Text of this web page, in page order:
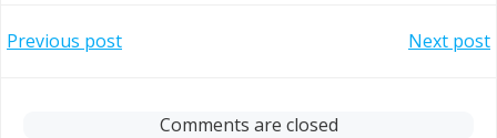
Post
navigation
Previous post
navigation
Next post
Comments are closed